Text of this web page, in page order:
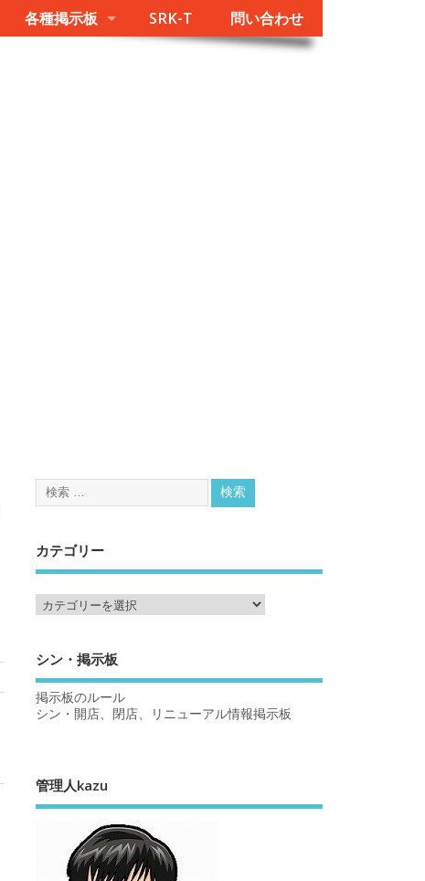
各種掲示板 SRK-T 問い合わせ
カテゴリー
シン・掲示板
掲示板のルール
シン・開店、閉店、リニューアル情報掲示板
管理人kazu